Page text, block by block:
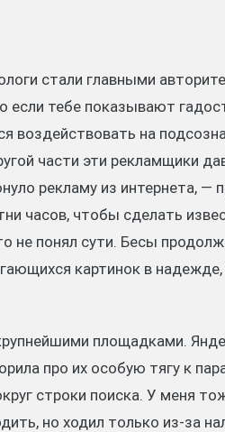
стали главными
если тебе показывают
воздействовать на
части эти рекламщики
рекламу из интернета, —
часов, чтобы сделать
не понял сути. Бесы
картинок в
площадками.
про их особую тягу к
строки поиска. У меня
но ходил только из-за